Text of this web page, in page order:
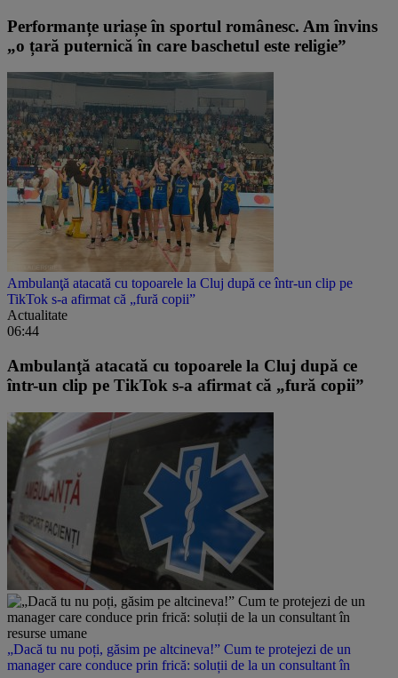
Performanțe uriașe în sportul românesc. Am învins
„o țară puternică în care baschetul este religie”
Ambulanţă atacată cu topoarele la Cluj după ce într-un clip pe
TikTok s-a afirmat că „fură copii”
Actualitate
06:44
Ambulanţă atacată cu topoarele la Cluj după ce
într-un clip pe TikTok s-a afirmat că „fură copii”
„Dacă tu nu poți, găsim pe altcineva!” Cum te protejezi de un
manager care conduce prin frică: soluții de la un consultant în